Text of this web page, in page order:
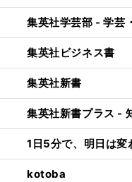
集英社学芸部 - 学芸
集英社ビジネス書
集英社新書
集英社新書プラス -
1日5分で、明日は
kotoba